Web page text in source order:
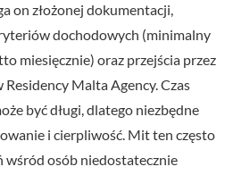
on złożonej dokumentacji,
dochodowych (minimalny
miesięcznie) oraz przejścia przez
Residency Malta Agency. Czas
być długi, dlatego niezbędne
i cierpliwość. Mit ten często
wśród osób niedostatecznie